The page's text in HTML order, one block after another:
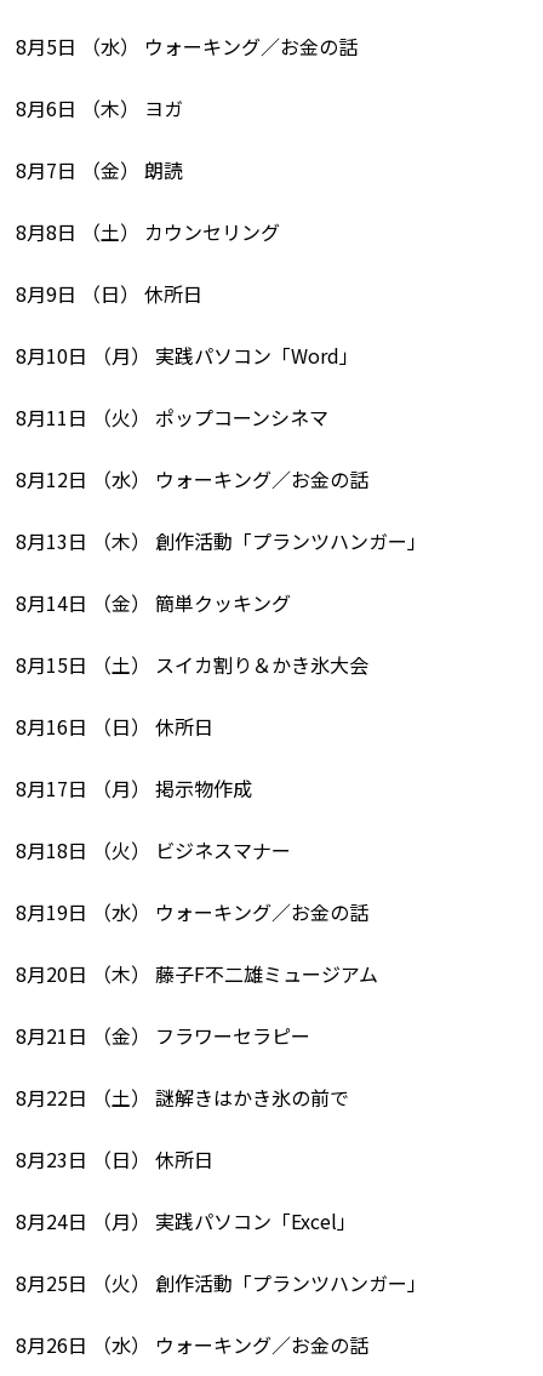
8月5日 （水） ウォーキング／お金の話
8月6日 （木） ヨガ
8月7日 （金） 朗読
8月8日 （土） カウンセリング
8月9日 （日） 休所日
8月10日 （月） 実践パソコン「Word」
8月11日 （火） ポップコーンシネマ
8月12日 （水） ウォーキング／お金の話
8月13日 （木） 創作活動「プランツハンガー」
8月14日 （金） 簡単クッキング
8月15日 （土） スイカ割り＆かき氷大会
8月16日 （日） 休所日
8月17日 （月） 掲示物作成
8月18日 （火） ビジネスマナー
8月19日 （水） ウォーキング／お金の話
8月20日 （木） 藤子F不二雄ミュージアム
8月21日 （金） フラワーセラピー
8月22日 （土） 謎解きはかき氷の前で
8月23日 （日） 休所日
8月24日 （月） 実践パソコン「Excel」
8月25日 （火） 創作活動「プランツハンガー」
8月26日 （水） ウォーキング／お金の話